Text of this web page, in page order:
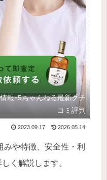
報･5ちゃんねる最新クチ
コミ評判
2023.09.17 2026.05.14
みや特徴、安全性・利
く解説します。